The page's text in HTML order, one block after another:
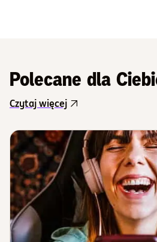
Polecane dla
Czytaj więcej